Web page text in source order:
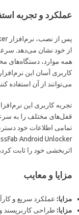
عملکرد و تجربه
از خود نشان می‌دهد.
همه موارد، دستگاه‌های
کاربری آسان این
می‌توانند از آن استفاده
تجربه کاربری این
قفل‌های مختلف را به
تمامی اطلاعات خود
اثربخشی خود را ثابت
مزایا و معایب
مزایا: عملکرد سریع و
مزایا: طراحی